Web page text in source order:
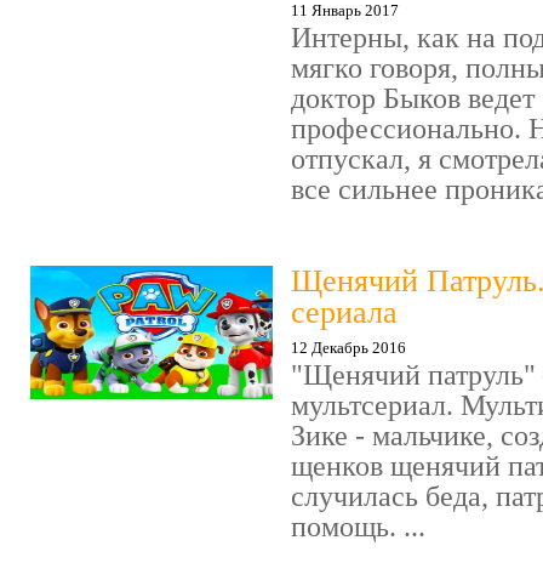
11 Январь 2017
Интерны, как на
мягко говоря,
доктор Быков ведет
профессионально.
отпускал, я
все сильнее
Щенячий
сериала
12 Декабрь 2016
"Щенячий патруль"
мультсериал.
Зике - мальчике,
щенков щенячий
случилась беда,
помощь. ...